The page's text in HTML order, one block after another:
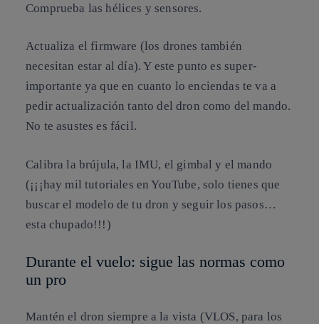
Comprueba las hélices y sensores.
Actualiza el firmware (los drones también
necesitan estar al día). Y este punto es super-
importante ya que en cuanto lo enciendas te va a
pedir actualización tanto del dron como del mando.
No te asustes es fácil.
Calibra la brújula, la IMU, el gimbal y el mando
(¡¡¡hay mil tutoriales en YouTube, solo tienes que
buscar el modelo de tu dron y seguir los pasos…
esta chupado!!!)
Durante el vuelo: sigue las normas como
un pro
Mantén el dron siempre a la vista (VLOS, para los